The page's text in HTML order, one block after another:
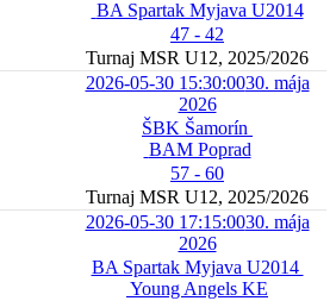
BA Spartak Myjava U2014
47 - 42
Turnaj MSR U12, 2025/2026
2026-05-30 15:30:0030. mája
2026
ŠBK Šamorín
BAM Poprad
57 - 60
Turnaj MSR U12, 2025/2026
2026-05-30 17:15:0030. mája
2026
BA Spartak Myjava U2014
Young Angels KE